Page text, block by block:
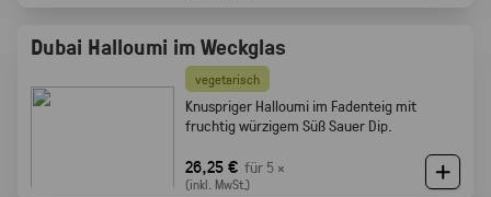
Dubai Halloumi im Weckglas
vegetarisch
Knuspriger Halloumi im Fadenteig mit
fruchtig würzigem Süß Sauer Dip.
26,25 € für 5 ×
(inkl. MwSt.)